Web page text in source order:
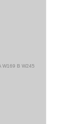
W169 B W245